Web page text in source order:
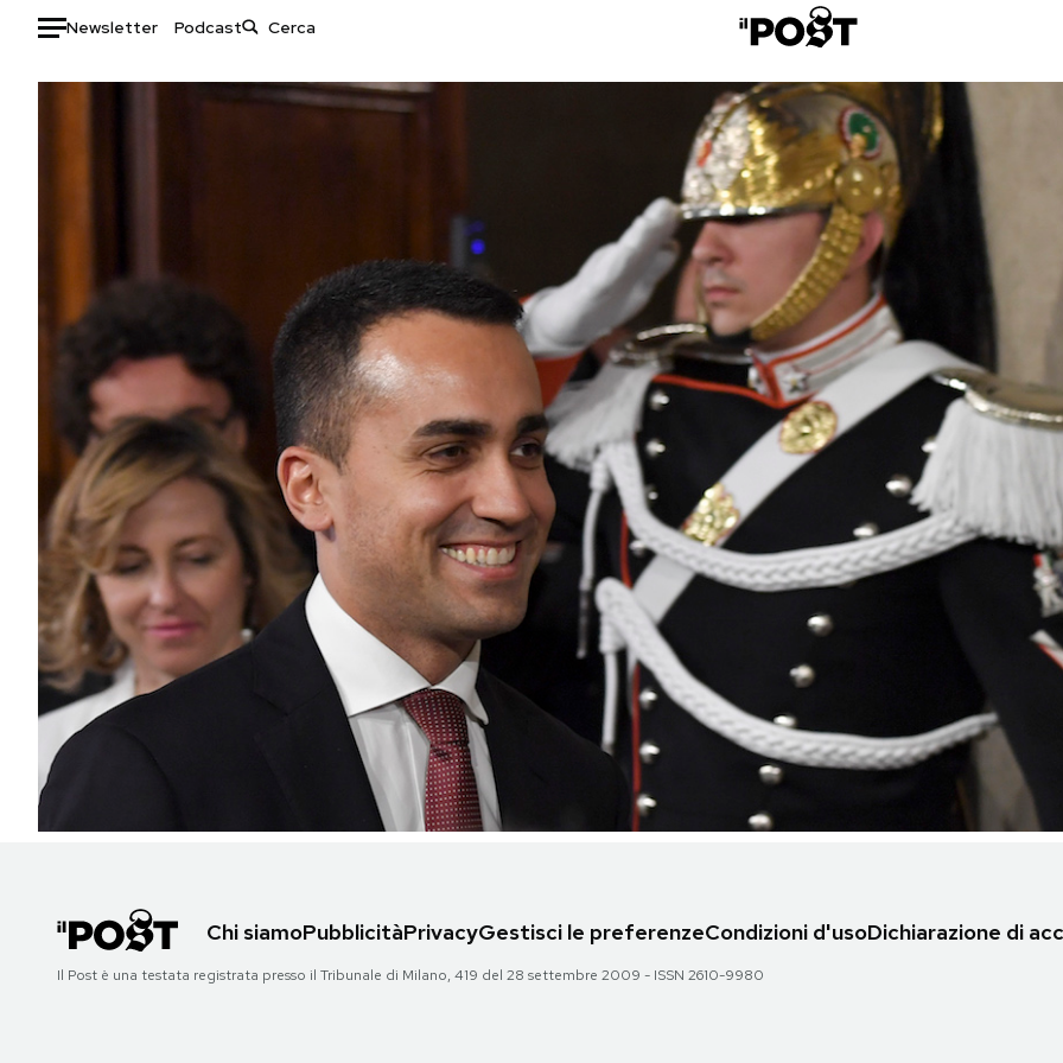
Newsletter Podcast
Auto
Scienza
Economia
Sport
Consumismi
Storie/Idee
Ok Boomer!
Media
Europa
Altrecose
Mondiali calcio 2026
PODCAST
NEWSLETTER
AREA PERSONALE
Chi siamoPubblicitàPrivacyGestisci le preferenzeCondizioni d'usoDichiarazione di
Il Post è una testata registrata presso il Tribunale di Milano, 419 del 28 settembre 2009 - ISSN 2610-9980